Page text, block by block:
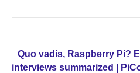
Quo vadis, Raspberry Pi?
interviews summarized |